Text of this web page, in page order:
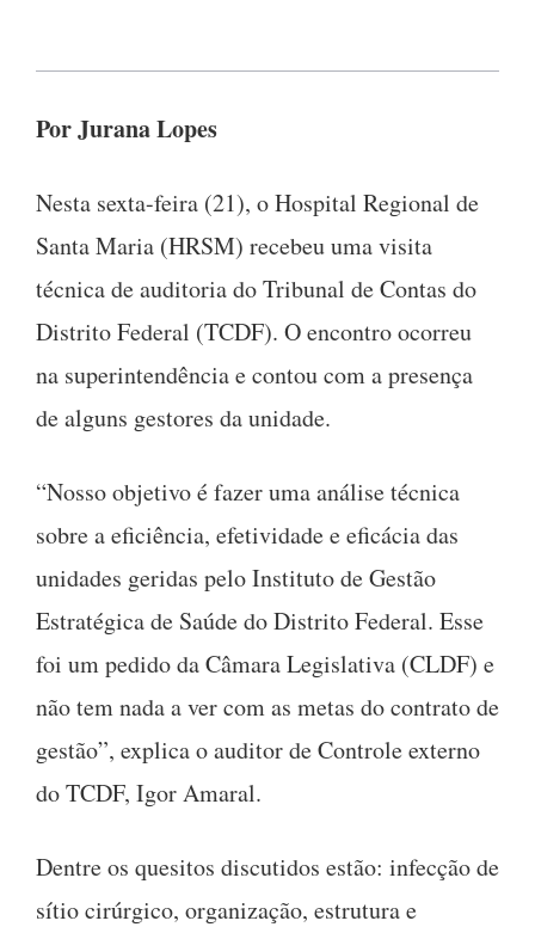
Por Jurana Lopes
Nesta sexta-feira (21), o Hospital Regional de
Santa Maria (HRSM) recebeu uma visita
técnica de auditoria do Tribunal de Contas do
Distrito Federal (TCDF). O encontro ocorreu
na superintendência e contou com a presença
de alguns gestores da unidade.
“Nosso objetivo é fazer uma análise técnica
sobre a eficiência, efetividade e eficácia das
unidades geridas pelo Instituto de Gestão
Estratégica de Saúde do Distrito Federal. Esse
foi um pedido da Câmara Legislativa (CLDF) e
não tem nada a ver com as metas do contrato de
gestão”, explica o auditor de Controle externo
do TCDF, Igor Amaral.
Dentre os quesitos discutidos estão: infecção de
sítio cirúrgico, organização, estrutura e